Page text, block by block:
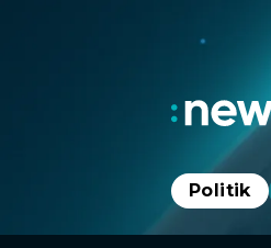
Politik